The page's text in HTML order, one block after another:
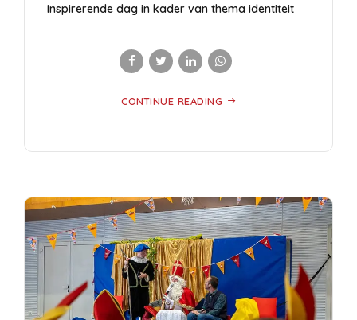
Inspirerende dag in kader van thema identiteit
CONTINUE READING